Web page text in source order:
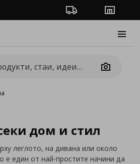
Проследяване на
Camera
дом и стил
леглото, на дивана или около
е един от най-простите начини да